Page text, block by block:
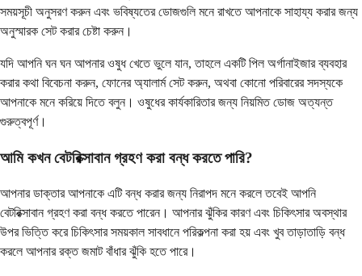
সময়সূচী অনুসরণ করুন এবং ভবিষ্যতের ডোজগুলি মনে রাখতে আপনাকে সাহায্য করার জন্য
অনুস্মারক সেট করার চেষ্টা করুন।
যদি আপনি ঘন ঘন আপনার ওষুধ খেতে ভুলে যান, তাহলে একটি পিল অর্গানাইজার ব্যবহার
করার কথা বিবেচনা করুন, ফোনের অ্যালার্ম সেট করুন, অথবা কোনো পরিবারের সদস্যকে
আপনাকে মনে করিয়ে দিতে বলুন। ওষুধের কার্যকারিতার জন্য নিয়মিত ডোজ অত্যন্ত
গুরুত্বপূর্ণ।
আমি কখন বেটরিক্সাবান গ্রহণ করা বন্ধ করতে পারি?
আপনার ডাক্তার আপনাকে এটি বন্ধ করার জন্য নিরাপদ মনে করলে তবেই আপনি
বেটরিক্সাবান গ্রহণ করা বন্ধ করতে পারেন। আপনার ঝুঁকির কারণ এবং চিকিৎসার অবস্থার
উপর ভিত্তি করে চিকিৎসার সময়কাল সাবধানে পরিকল্পনা করা হয় এবং খুব তাড়াতাড়ি বন্ধ
করলে আপনার রক্ত জমাট বাঁধার ঝুঁকি হতে পারে।